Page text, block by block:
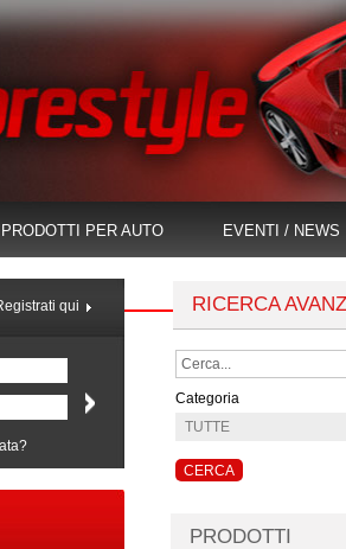
PRODOTTI PER AUTO EVENTI / NEWS
qui RICERCA
Categoria
PRODOTTI